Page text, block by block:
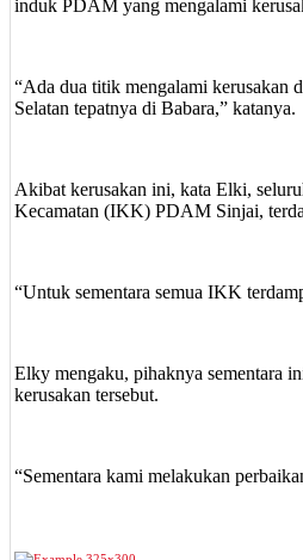
induk PDAM yang mengalami
“Ada dua titik mengalami kerusakan
Selatan tepatnya di Babara,” katanya.
Akibat kerusakan ini, kata Elki,
Kecamatan (IKK) PDAM Sinjai,
“Untuk sementara semua IKK
Elky mengaku, pihaknya sementara
kerusakan tersebut.
“Sementara kami melakukan